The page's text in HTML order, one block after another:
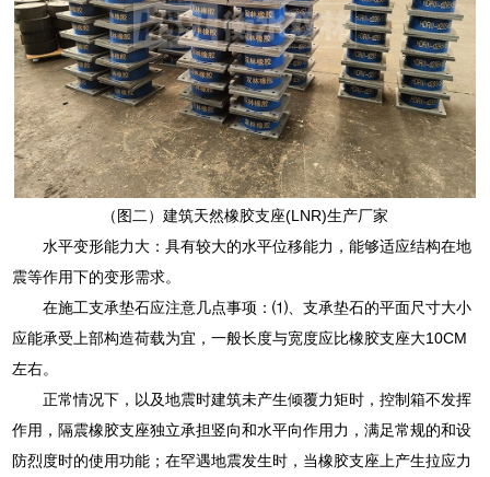
（图二）建筑天然橡胶支座(LNR)生产厂家
水平变形能力大：具有较大的水平位移能力，能够适应结构在地
震等作用下的变形需求。
在施工支承垫石应注意几点事项：⑴、支承垫石的平面尺寸大小
应能承受上部构造荷载为宜，一般长度与宽度应比橡胶支座大10CM
左右。
正常情况下，以及地震时建筑未产生倾覆力矩时，控制箱不发挥
作用，隔震橡胶支座独立承担竖向和水平向作用力，满足常规的和设
防烈度时的使用功能；在罕遇地震发生时，当橡胶支座上产生拉应力